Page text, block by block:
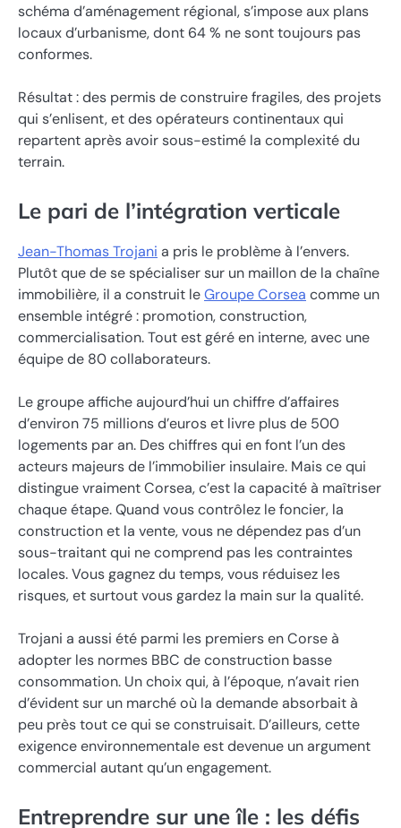
schéma d’aménagement régional, s’impose aux plans
locaux d’urbanisme, dont 64 % ne sont toujours pas
conformes.
Résultat : des permis de construire fragiles, des projets
qui s’enlisent, et des opérateurs continentaux qui
repartent après avoir sous-estimé la complexité du
terrain.
Le pari de l’intégration verticale
Jean-Thomas Trojani a pris le problème à l’envers.
Plutôt que de se spécialiser sur un maillon de la chaîne
immobilière, il a construit leGroupe Corsea comme un
ensemble intégré : promotion, construction,
commercialisation. Tout est géré en interne, avec une
équipe de 80 collaborateurs.
Le groupe affiche aujourd’hui un chiffre d’affaires
d’environ 75 millions d’euros et livre plus de 500
logements par an. Des chiffres qui en font l’un des
acteurs majeurs de l’immobilier insulaire. Mais ce qui
distingue vraiment Corsea, c’est la capacité à maîtriser
chaque étape. Quand vous contrôlez le foncier, la
construction et la vente, vous ne dépendez pas d’un
sous-traitant qui ne comprend pas les contraintes
locales. Vous gagnez du temps, vous réduisez les
risques, et surtout vous gardez la main sur la qualité.
Trojani a aussi été parmi les premiers en Corse à
adopter les normes BBC de construction basse
consommation. Un choix qui, à l’époque, n’avait rien
d’évident sur un marché où la demande absorbait à
peu près tout ce qui se construisait. D’ailleurs, cette
exigence environnementale est devenue un argument
commercial autant qu’un engagement.
Entreprendre sur une île : les défis